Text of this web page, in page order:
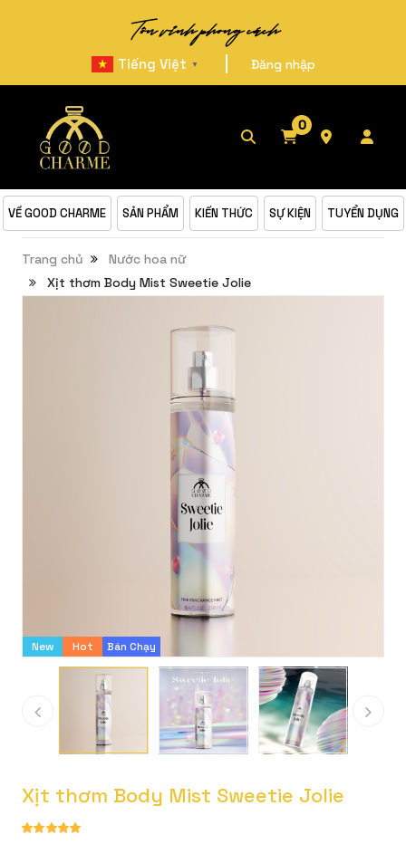
Tôn vinh phong cách
Tiếng Việt ▼ | Đăng nhập
0
VỀ GOOD CHARME SẢN PHẨM KIẾN THỨC SỰ KIỆN TUYỂN DỤNG
Trang chủ
Nước hoa nữ
Xịt thơm Body Mist Sweetie Jolie
New Hot Bán Chạy
Xịt thơm Body Mist Sweetie Jolie